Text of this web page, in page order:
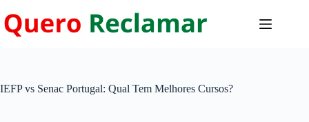
para
o
IEFP vs Senac Portugal: Qual Tem Melhores Cursos?